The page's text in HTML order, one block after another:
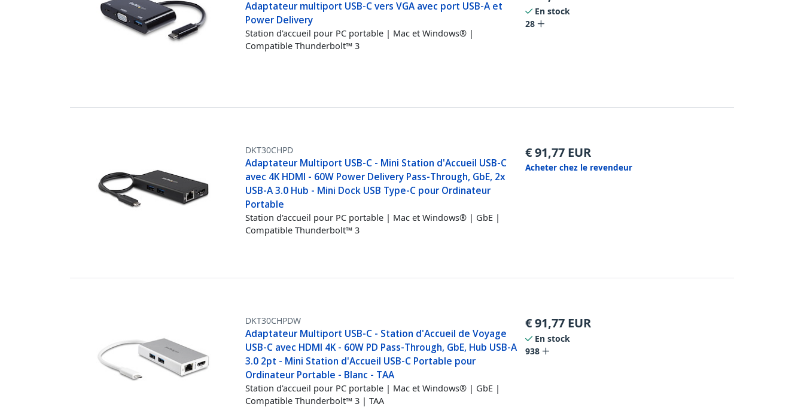
Adaptateur multiport USB-C vers VGA avec port USB-A et
Power Delivery
Station d'accueil pour PC portable | Mac et Windows® |
Compatible Thunderbolt™ 3
En stock
28
DKT30CHPD
Adaptateur Multiport USB-C - Mini Station d'Accueil USB-C
avec 4K HDMI - 60W Power Delivery Pass-Through, GbE, 2x
USB-A 3.0 Hub - Mini Dock USB Type-C pour Ordinateur
Portable
Station d'accueil pour PC portable | Mac et Windows® | GbE |
Compatible Thunderbolt™ 3
€91,77 EUR
Acheter chez le revendeur
DKT30CHPDW
Adaptateur Multiport USB-C - Station d'Accueil de Voyage
USB-C avec HDMI 4K - 60W PD Pass-Through, GbE, Hub USB-A
3.0 2pt - Mini Station d'Accueil USB-C Portable pour
Ordinateur Portable - Blanc - TAA
Station d'accueil pour PC portable | Mac et Windows® | GbE |
Compatible Thunderbolt™ 3 | TAA
€91,77 EUR
En stock
938